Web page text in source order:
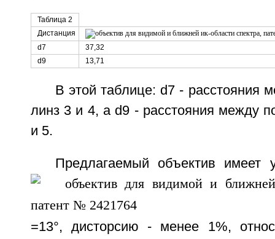
Таблица 2
Дистанция
d7
37,32
d9
13,71
В этой таблице: d7 - расстояния
линз 3 и 4, а d9 - расстояния между
и 5.
Предлагаемый объектив имеет
=13°, дисторсию - менее 1%,